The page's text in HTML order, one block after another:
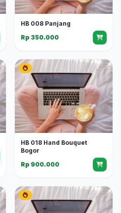
HB 008 Panjang
Rp 350.000
HB 018 Hand Bouquet
Bogor
Rp 900.000